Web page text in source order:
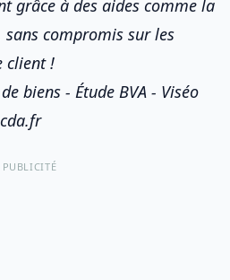
grâce à des aides comme la
sans compromis sur les
client !
biens - Étude BVA - Viséo
PUBLICITÉ